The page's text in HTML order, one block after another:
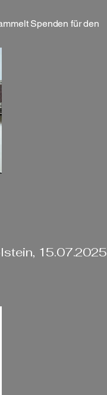
Spenden für den
15.07.2025